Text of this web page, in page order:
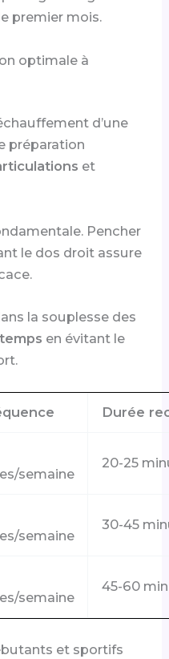
premier mois.
optimale à
d’une
préparation
et
Pencher
le dos droit assure
la souplesse des
temps en évitant le
Durée
semaine
20-25
semaine
30-45
semaine
45-60
et sportifs